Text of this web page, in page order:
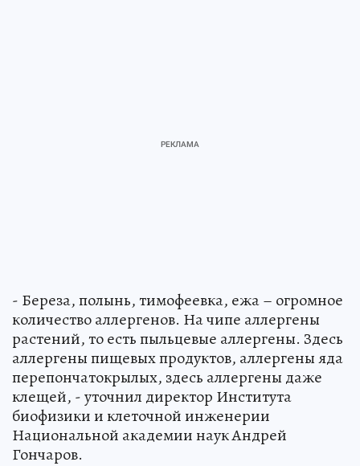
- Береза, полынь, тимофеевка, ежа – огромное
количество аллергенов. На чипе аллергены
растений, то есть пыльцевые аллергены. Здесь
аллергены пищевых продуктов, аллергены яда
перепончатокрылых, здесь аллергены даже
клещей, - уточнил директор Института
биофизики и клеточной инженерии
Национальной академии наук Андрей
Гончаров.